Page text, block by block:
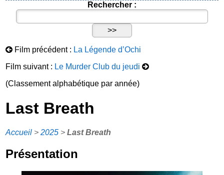
Rechercher :
Film précédent : La Légende d’Ochi
Film suivant : Le Murder Club du jeudi
(Classement alphabétique par année)
Last Breath
Accueil >2025 >Last Breath
Présentation